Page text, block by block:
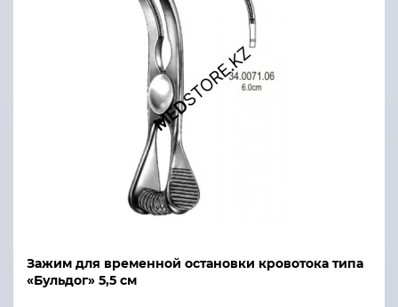
Зажим для временной остановки кровотока типа
«Бульдог» 5,5 см